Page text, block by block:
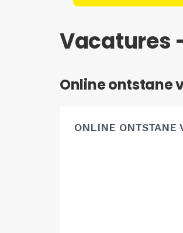
Vacatures
Online ontstane
ONLINE ONTSTANE